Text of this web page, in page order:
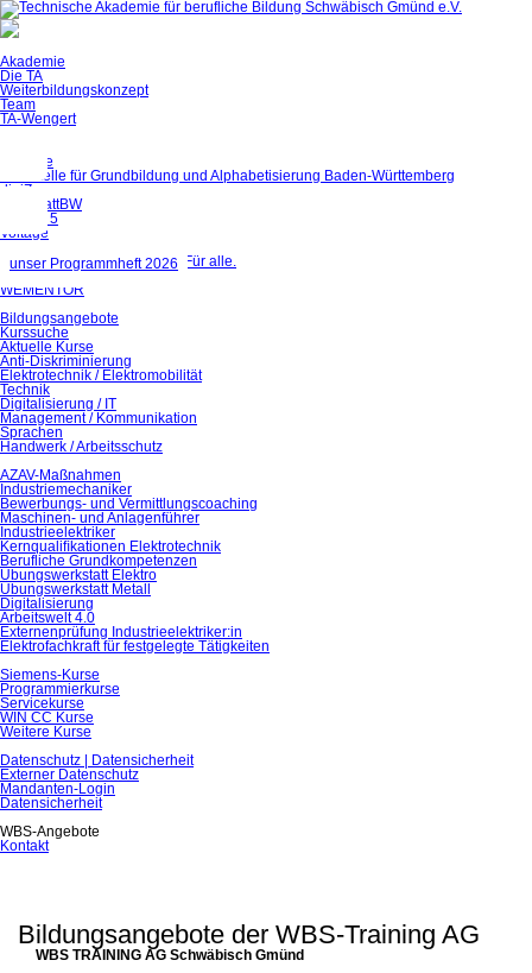
Akademie
Die TA
Weiterbildungskonzept
Team
TA-Wengert
Projekte
Fachstelle für Grundbildung und Alphabetisierung Baden-Württemberg
digiZ
QualiBattBW
BIWAQ 5
Voltage
Verbraucherschutz. Einfach. Für alle.
STARK
WEMENTOR
Bildungsangebote
Kurssuche
Aktuelle Kurse
Anti-Diskriminierung
Elektrotechnik / Elektromobilität
Technik
Digitalisierung / IT
Management / Kommunikation
Sprachen
Handwerk / Arbeitsschutz
AZAV-Maßnahmen
Industriemechaniker
Bewerbungs- und Vermittlungscoaching
Maschinen- und Anlagenführer
Industrieelektriker
Kernqualiﬁkationen Elektrotechnik
Berufliche Grundkompetenzen
Übungswerkstatt Elektro
Übungswerkstatt Metall
Digitalisierung
Arbeitswelt 4.0
Externenprüfung Industrieelektriker:in
Elektrofachkraft für festgelegte Tätigkeiten
Siemens-Kurse
Programmierkurse
Servicekurse
WIN CC Kurse
Weitere Kurse
Datenschutz | Datensicherheit
Externer Datenschutz
Mandanten-Login
Datensicherheit
WBS-Angebote
Kontakt
unser Programmheft 2026
Bildungsangebote der WBS-Training AG
WBS TRAINING AG Schwäbisch Gmünd